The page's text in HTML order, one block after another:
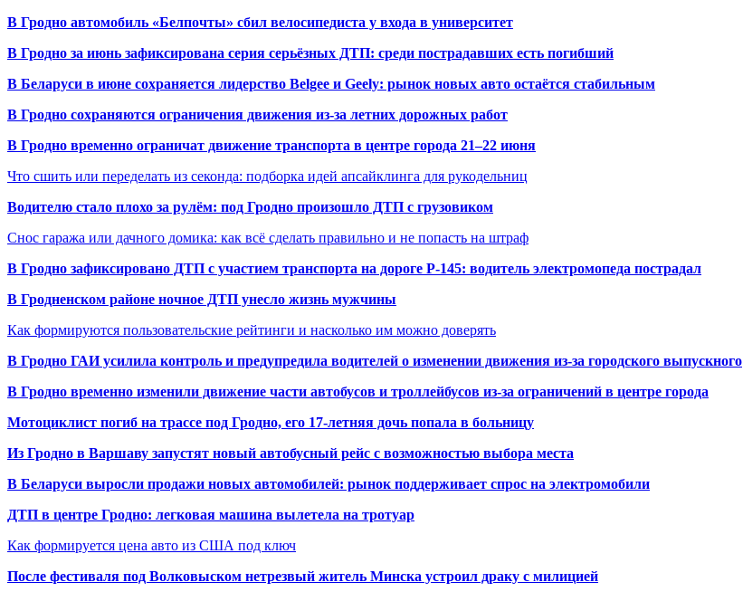
В Гродно автомобиль «Белпочты» сбил велосипедиста у входа в университет
В Гродно за июнь зафиксирована серия серьёзных ДТП: среди пострадавших есть погибший
В Беларуси в июне сохраняется лидерство Belgee и Geely: рынок новых авто остаётся стабильным
В Гродно сохраняются ограничения движения из-за летних дорожных работ
В Гродно временно ограничат движение транспорта в центре города 21–22 июня
Что сшить или переделать из секонда: подборка идей апсайклинга для рукодельниц
Водителю стало плохо за рулём: под Гродно произошло ДТП с грузовиком
Снос гаража или дачного домика: как всё сделать правильно и не попасть на штраф
В Гродно зафиксировано ДТП с участием транспорта на дороге Р-145: водитель электромопеда пострадал
В Гродненском районе ночное ДТП унесло жизнь мужчины
Как формируются пользовательские рейтинги и насколько им можно доверять
В Гродно ГАИ усилила контроль и предупредила водителей о изменении движения из-за городского выпускного
В Гродно временно изменили движение части автобусов и троллейбусов из-за ограничений в центре города
Мотоциклист погиб на трассе под Гродно, его 17-летняя дочь попала в больницу
Из Гродно в Варшаву запустят новый автобусный рейс с возможностью выбора места
В Беларуси выросли продажи новых автомобилей: рынок поддерживает спрос на электромобили
ДТП в центре Гродно: легковая машина вылетела на тротуар
Как формируется цена авто из США под ключ
После фестиваля под Волковыском нетрезвый житель Минска устроил драку с милицией